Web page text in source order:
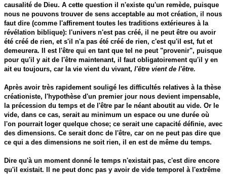
causalité de Dieu. A cette question il n'existe qu'un remède, puisque
nous ne pouvons trouver de sens acceptable au mot création, il nous
faut dire (comme l'affirement toutes les traditions extérieures à la
révélation biblique): l'univers n'est pas créé, il ne peut être ou avoir
été créé de rien, et s'il n'a pas été créé de rien, c'est qu'il est, fut et
demeurera. Il est l'être qui en tant que tel ne peut "provenir", puisque
pour qu'il y ait de l'être maintenant, il faut obligatoirement qu'il y en
ait eu toujours, car la vie vient du vivant,l'être vient de l'être.
Après avoir très rapidement souligé les difficultés relatives à la thèse
créationiste, l'hypothèse d'un premier jour nous devient impensable,
la précession du temps et de l'être par le néant aboutit au vide. Or le
vide, dans ce cas, serait au minimum un espace ou une durée où
l'on pourrait loger quelque chose; ce serait une capacité définie, avec
des dimensions. Ce serait donc de l'être, car on ne peut pas dire que
ce qui a des dimensions ne soit rien, il en est de même du temps.
Dire qu'à un moment donné le temps n'existait pas, c'est dire encore
qu'il existait. Il ne peut donc pas y avoir de vide temporel à l'extrême